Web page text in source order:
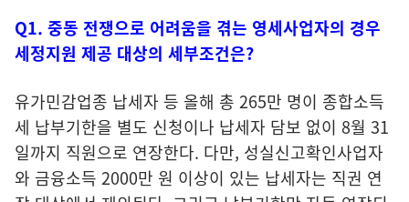
Q1. 중동 전쟁으로 어려움을 겪는 영세사업자의 경우
세정지원 제공 대상의 세부조건은?
유가민감업종 납세자 등 올해 총 265만 명이 종합소득
세 납부기한을 별도 신청이나 납세자 담보 없이 8월 31
일까지 직원으로 연장한다. 다만, 성실신고확인사업자
와 금융소득 2000만 원 이상이 있는 납세자는 직권 연